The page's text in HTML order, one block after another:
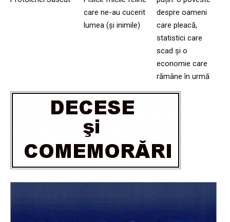
care ne-au cucerit
lumea (și inimile)
despre oameni
care pleacă,
statistici care
scad și o
economie care
rămâne în urmă